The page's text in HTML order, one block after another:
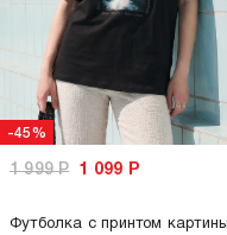
-45%
1 999Р 1 099 Р
Футболка с принтом картины